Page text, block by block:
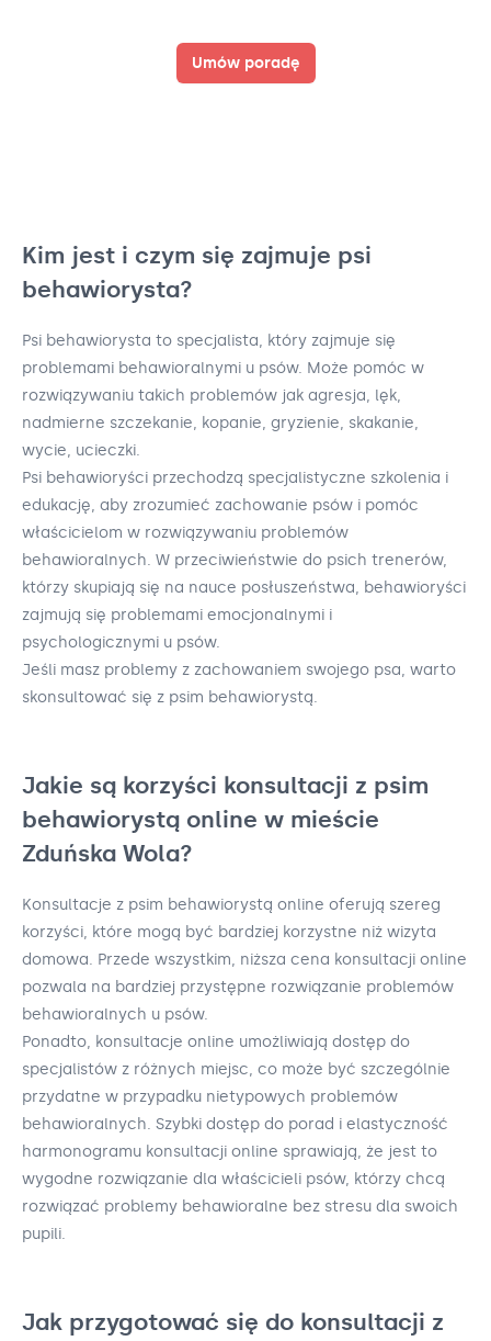
Umów poradę
Kim jest i czym się zajmuje psi
behawiorysta?
Psi behawiorysta to specjalista, który zajmuje się
problemami behawioralnymi u psów. Może pomóc w
rozwiązywaniu takich problemów jak agresja, lęk,
nadmierne szczekanie, kopanie, gryzienie, skakanie,
wycie, ucieczki.
Psi behawioryści przechodzą specjalistyczne szkolenia i
edukację, aby zrozumieć zachowanie psów i pomóc
właścicielom w rozwiązywaniu problemów
behawioralnych. W przeciwieństwie do psich trenerów,
którzy skupiają się na nauce posłuszeństwa, behawioryści
zajmują się problemami emocjonalnymi i
psychologicznymi u psów.
Jeśli masz problemy z zachowaniem swojego psa, warto
skonsultować się z psim behawiorystą.
Jakie są korzyści konsultacji z psim
behawiorystą online w mieście
Zduńska Wola?
Konsultacje z psim behawiorystą online oferują szereg
korzyści, które mogą być bardziej korzystne niż wizyta
domowa. Przede wszystkim, niższa cena konsultacji online
pozwala na bardziej przystępne rozwiązanie problemów
behawioralnych u psów.
Ponadto, konsultacje online umożliwiają dostęp do
specjalistów z różnych miejsc, co może być szczególnie
przydatne w przypadku nietypowych problemów
behawioralnych. Szybki dostęp do porad i elastyczność
harmonogramu konsultacji online sprawiają, że jest to
wygodne rozwiązanie dla właścicieli psów, którzy chcą
rozwiązać problemy behawioralne bez stresu dla swoich
pupili.
Jak przygotować się do konsultacji z